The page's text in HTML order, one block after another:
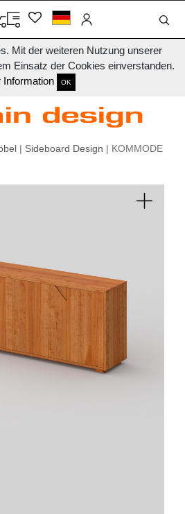
Mit der weiteren Nutzung unserer
Einsatz der Cookies einverstanden.
Information
OK
| Sideboard Design | KOMMODE